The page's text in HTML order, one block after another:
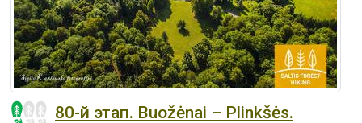
80-й этап. Buožėnai – Plinkšės.